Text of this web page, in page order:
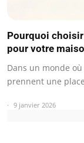
Pourquoi
pour votre
Dans un monde
prennent une
9 janvier 2026